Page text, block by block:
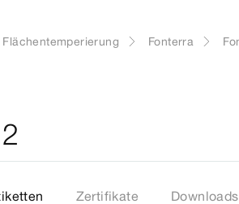
Flächentemperierung Fonterra
Zertifikate Downloads